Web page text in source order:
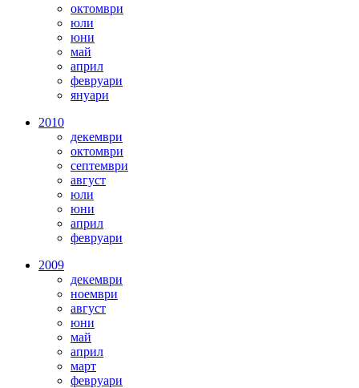
октомври
юли
юни
май
април
февруари
януари
2010
декември
октомври
септември
август
юли
юни
април
февруари
2009
декември
ноември
август
юни
май
април
март
февруари